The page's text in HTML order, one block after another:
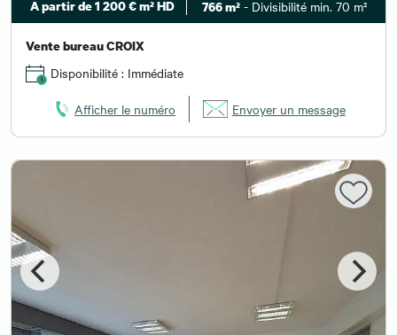
A partir de 1 200 € m² HD 766 m² - Divisibilité min. 70 m²
Vente bureau CROIX
Disponibilité : Immédiate
Afficher le numéro Envoyer un message